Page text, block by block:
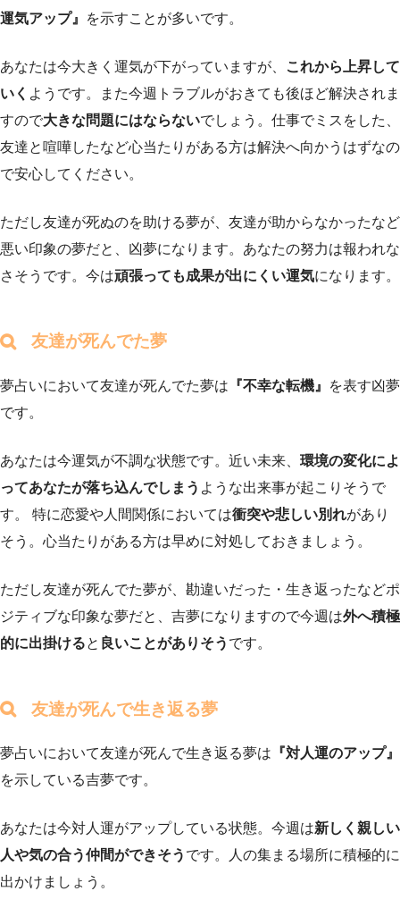
運気アップ』
を示すことが多いです。
あなたは今大きく運気が下がっていますが、
これから上昇して
いく ようです。また今週トラブルがおきても後ほど解決されま
すので大きな問題にはならないでしょう。仕事でミスをした、
友達と喧嘩したなど心当たりがある方は解決へ向かうはずなの
で安心してください。
ただし友達が死ぬのを助ける夢が、友達が助からなかったなど
悪い印象の夢だと、凶夢になります。あなたの努力は報われな
さそうです。今は頑張っても成果が出にくい運気になります。
友達が死んでた夢
夢占いにおいて友達が死んでた夢は 『不幸な転機』
を表す凶夢
です。
あなたは今運気が不調な状態です。近い未来、 環境の変化によ
ってあなたが落ち込んでしまう ような出来事が起こりそうで
す。 特に恋愛や人間関係においては衝突や悲しい別れがあり
そう。心当たりがある方は早めに対処しておきましょう。
ただし友達が死んでた夢が、勘違いだった・生き返ったなどポ
ジティブな印象な夢だと、吉夢になりますので今週は外へ積極
的に出掛けると 良いことがありそう です。
友達が死んで生き返る夢
夢占いにおいて友達が死んで生き返る夢は 『対人運のアップ』
を示している吉夢です。
あなたは今対人運がアップしている状態。今週は新しく親しい
人や気の合う仲間ができそう です。人の集まる場所に積極的に
出かけましょう。